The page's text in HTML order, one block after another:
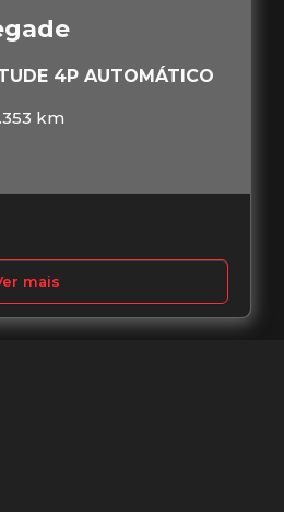
4P AUTOMÁTICO
km
mais